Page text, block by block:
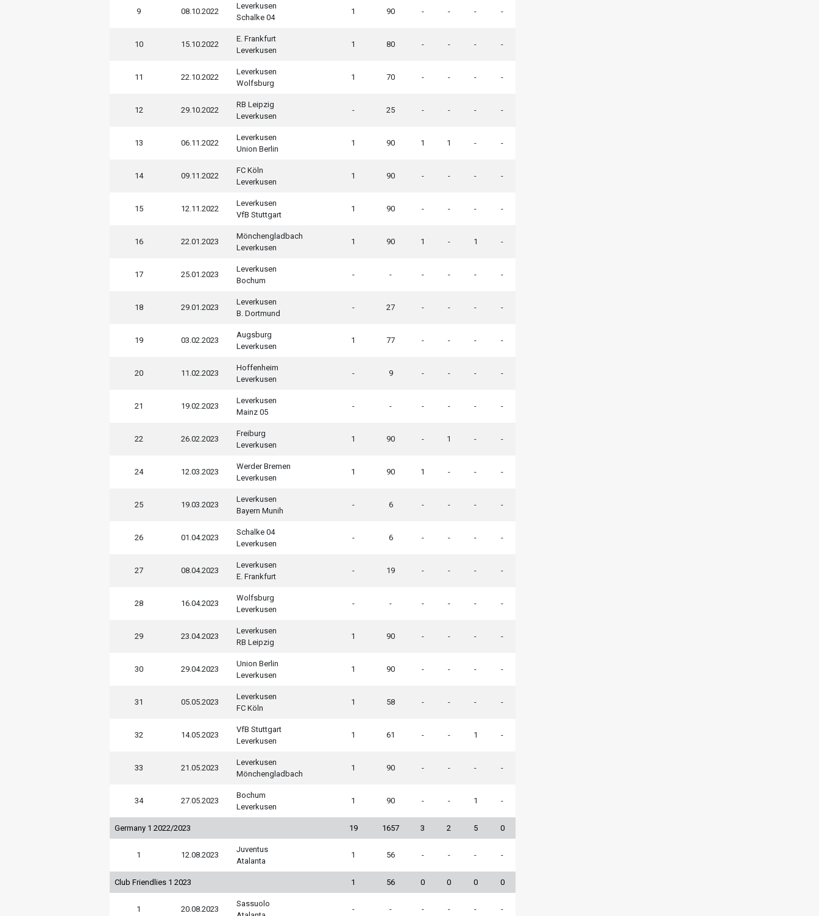
9 08.10.2022
Leverkusen
Schalke 04
1 90 - - - -
10 15.10.2022
E. Frankfurt
Leverkusen
1 80 - - - -
11 22.10.2022
Leverkusen
Wolfsburg
1 70 - - - -
12 29.10.2022
RB Leipzig
Leverkusen
- 25 - - - -
13 06.11.2022
Leverkusen
Union Berlin
1 90 1 1 - -
14 09.11.2022
FC Köln
Leverkusen
1 90 - - - -
15 12.11.2022
Leverkusen
VfB Stuttgart
1 90 - - - -
16 22.01.2023
Mönchengladbach
Leverkusen
1 90 1 - 1 -
17 25.01.2023
Leverkusen
Bochum
- - - - - -
18 29.01.2023
Leverkusen
B. Dortmund
- 27 - - - -
19 03.02.2023
Augsburg
Leverkusen
1 77 - - - -
20 11.02.2023
Hoffenheim
Leverkusen
- 9 - - - -
21 19.02.2023
Leverkusen
Mainz 05
- - - - - -
22 26.02.2023
Freiburg
Leverkusen
1 90 - 1 - -
24 12.03.2023
Werder Bremen
Leverkusen
1 90 1 - - -
25 19.03.2023
Leverkusen
Bayern Munih
- 6 - - - -
26 01.04.2023
Schalke 04
Leverkusen
- 6 - - - -
27 08.04.2023
Leverkusen
E. Frankfurt
- 19 - - - -
28 16.04.2023
Wolfsburg
Leverkusen
- - - - - -
29 23.04.2023
Leverkusen
RB Leipzig
1 90 - - - -
30 29.04.2023
Union Berlin
Leverkusen
1 90 - - - -
31 05.05.2023
Leverkusen
FC Köln
1 58 - - - -
32 14.05.2023
VfB Stuttgart
Leverkusen
1 61 - - 1 -
33 21.05.2023
Leverkusen
Mönchengladbach
1 90 - - - -
34 27.05.2023
Bochum
Leverkusen
1 90 - - 1 -
Germany 1 2022/2023 19 1657 3 2 5 0
1 12.08.2023
Juventus
Atalanta
1 56 - - - -
Club Friendlies 1 2023 1 56 0 0 0 0
1 20.08.2023
Sassuolo
- - - - - -